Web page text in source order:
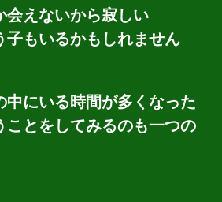
会えないから寂しい
子もいるかもしれません
中にいる時間が多くなった
ことをしてみるのも一つの